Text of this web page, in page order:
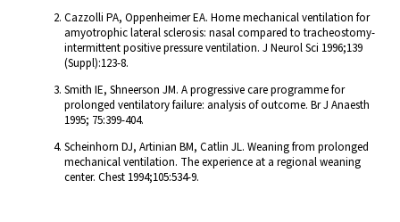
Cazzolli PA, Oppenheimer EA. Home mechanical ventilation for
amyotrophic lateral sclerosis: nasal compared to tracheostomy-
intermittent positive pressure ventilation. J Neurol Sci 1996;139
(Suppl):123-8.
Smith IE, Shneerson JM. A progressive care programme for
prolonged ventilatory failure: analysis of outcome. Br J Anaesth
1995; 75:399-404.
Scheinhorn DJ, Artinian BM, Catlin JL. Weaning from prolonged
mechanical ventilation. The experience at a regional weaning
center. Chest 1994;105:534-9.